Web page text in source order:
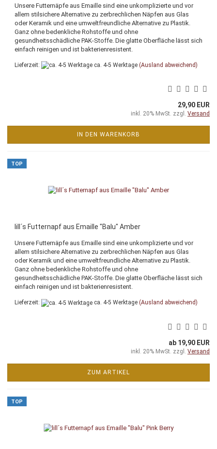
Unsere Futternäpfe aus Emaille sind eine unkomplizierte und vor
allem stilsichere Alternative zu zerbrechlichen Näpfen aus Glas
oder Keramik und eine umweltfreundliche Alternative zu Plastik.
Ganz ohne bedenkliche Rohstoffe und ohne
gesundheitsschädliche PAK-Stoffe. Die glatte Oberfläche lässt sich
einfach reinigen und ist bakterienresistent.
Lieferzeit: ca. 4-5 Werktage (Ausland abweichend)
29,90 EUR
inkl. 20% MwSt. zzgl. Versand
IN DEN WARENKORB
TOP
lill´s Futternapf aus Emaille "Balu" Amber
Unsere Futternäpfe aus Emaille sind eine unkomplizierte und vor
allem stilsichere Alternative zu zerbrechlichen Näpfen aus Glas
oder Keramik und eine umweltfreundliche Alternative zu Plastik.
Ganz ohne bedenkliche Rohstoffe und ohne
gesundheitsschädliche PAK-Stoffe. Die glatte Oberfläche lässt sich
einfach reinigen und ist bakterienresistent.
Lieferzeit: ca. 4-5 Werktage (Ausland abweichend)
ab 19,90 EUR
inkl. 20% MwSt. zzgl. Versand
ZUM ARTIKEL
TOP